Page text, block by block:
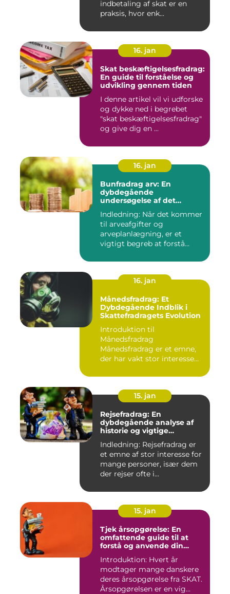
indbetaling af skat er en
praksis, hvor enk...
16. jan
Skat beskæftigelsesfradrag:
En guide til forståelse og
udvikling gennem tiden
I denne artikel vil vi udforske
og dykke ned i begrebet
"skat beskæftigelsesfradrag"
og give dig en ...
16. jan
Bunfradrag arv: En
dybdegående
undersøgelse af det
Indledning: Når det kommer
til arveafgifter og
arveplanlægning, er et
vigtigt begreb at forstå
16. jan
Månedsfradrag: Et
Dybdegående Indblik i
Skattefradragets Evolution
Introduktion til
Månedsfradrag
Månedsfradrag er et emne,
der har vakt stor interesse
15. jan
Rejsefradrag: En
dybdegående analyse af
historie og vigtige
Indledning: Rejsefradrag er
et emne af stor interesse for
mange personer, især dem
der rejser ofte i...
15. jan
Tjek årsopgørelse: En
omfattende guide til at
forstå og anvende din
Introduktion: Hvert år
modtager mange danskere
deres årsopgørelse fra SKAT.
Årsopgørelsen er en vig...